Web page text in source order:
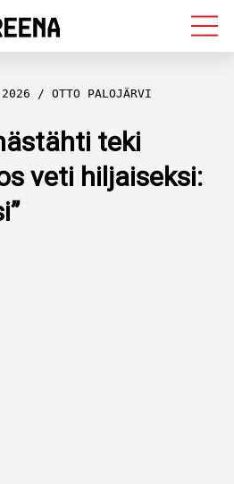
OTTO PALOJÄRVI
teki
veti hiljaiseksi: